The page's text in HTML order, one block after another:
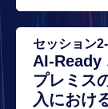
セッション
AI-Ready
プレミス
入におけ